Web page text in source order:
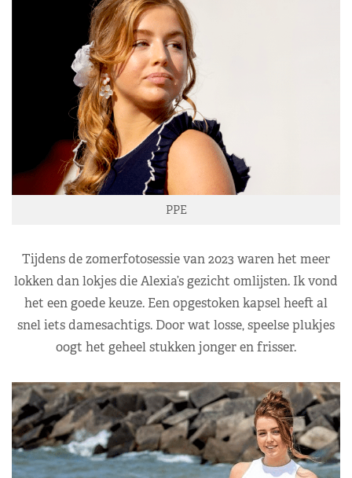
PPE
Tijdens de zomerfotosessie van 2023 waren het meer
lokken dan lokjes die Alexia’s gezicht omlijsten. Ik vond
het een goede keuze. Een opgestoken kapsel heeft al
snel iets damesachtigs. Door wat losse, speelse plukjes
oogt het geheel stukken jonger en frisser.